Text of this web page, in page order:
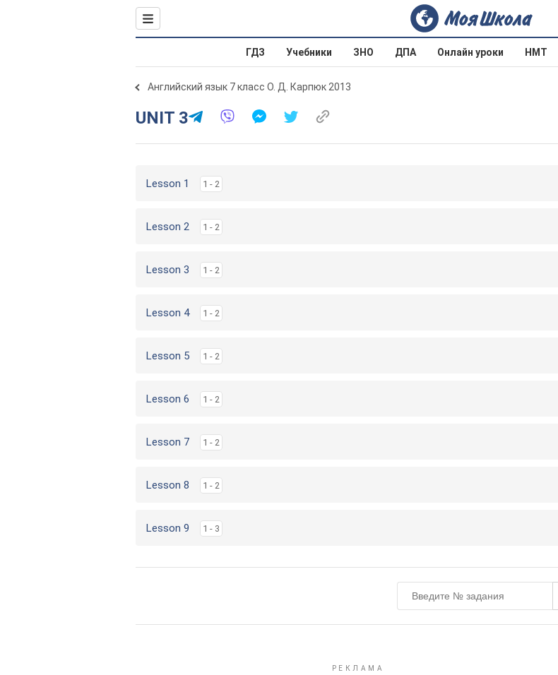
ГДЗ Учебники ЗНО ДПА Онлайн уроки НМТ
Английский язык 7 класс О. Д. Карпюк 2013
UNIT 3
Lesson 1 1 - 2
Lesson 2 1 - 2
Lesson 3 1 - 2
Lesson 4 1 - 2
Lesson 5 1 - 2
Lesson 6 1 - 2
Lesson 7 1 - 2
Lesson 8 1 - 2
Lesson 9 1 - 3